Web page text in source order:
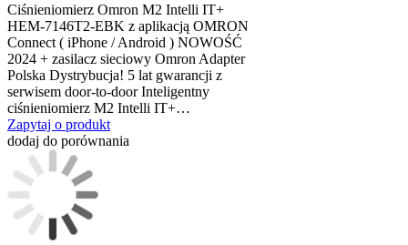
Ciśnieniomierz Omron M2 Intelli IT+
HEM-7146T2-EBK z aplikacją OMRON
Connect ( iPhone / Android ) NOWOŚĆ
2024 + zasilacz sieciowy Omron Adapter
Polska Dystrybucja! 5 lat gwarancji z
serwisem door-to-door Inteligentny
ciśnieniomierz M2 Intelli IT+…
Zapytaj o produkt
dodaj do porównania